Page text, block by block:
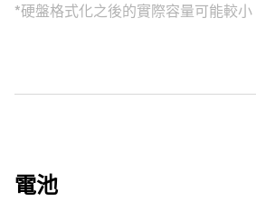
*硬盤格式化之後的實際容量可能較小
電池